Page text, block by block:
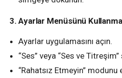
3. Ayarlar Menüsünü
Ayarlar uygulamasını açın.
“Ses” veya “Ses ve
“Rahatsız Etmeyin”